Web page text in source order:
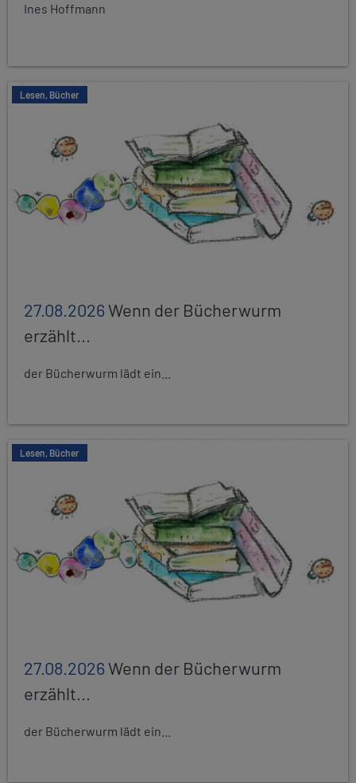
Ines Hoffmann
Lesen, Bücher
27.08.2026Wenn der Bücherwurm
erzählt...
der Bücherwurm lädt ein...
Lesen, Bücher
27.08.2026Wenn der Bücherwurm
erzählt...
der Bücherwurm lädt ein...